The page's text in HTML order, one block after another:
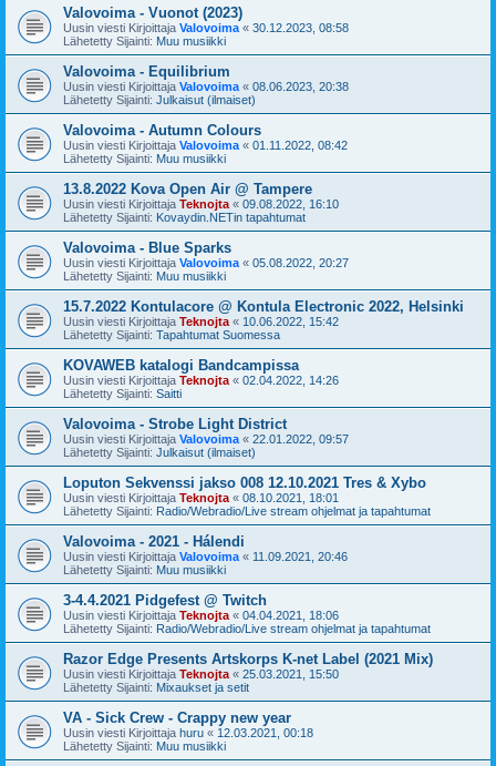
Valovoima - Vuonot (2023)
Uusin viesti Kirjoittaja Valovoima « 30.12.2023, 08:58
Lähetetty Sijainti: Muu musiikki
Valovoima - Equilibrium
Uusin viesti Kirjoittaja Valovoima « 08.06.2023, 20:38
Lähetetty Sijainti: Julkaisut (ilmaiset)
Valovoima - Autumn Colours
Uusin viesti Kirjoittaja Valovoima « 01.11.2022, 08:42
Lähetetty Sijainti: Muu musiikki
13.8.2022 Kova Open Air @ Tampere
Uusin viesti Kirjoittaja Teknojta « 09.08.2022, 16:10
Lähetetty Sijainti: Kovaydin.NETin tapahtumat
Valovoima - Blue Sparks
Uusin viesti Kirjoittaja Valovoima « 05.08.2022, 20:27
Lähetetty Sijainti: Muu musiikki
15.7.2022 Kontulacore @ Kontula Electronic 2022, Helsinki
Uusin viesti Kirjoittaja Teknojta « 10.06.2022, 15:42
Lähetetty Sijainti: Tapahtumat Suomessa
KOVAWEB katalogi Bandcampissa
Uusin viesti Kirjoittaja Teknojta « 02.04.2022, 14:26
Lähetetty Sijainti: Saitti
Valovoima - Strobe Light District
Uusin viesti Kirjoittaja Valovoima « 22.01.2022, 09:57
Lähetetty Sijainti: Julkaisut (ilmaiset)
Loputon Sekvenssi jakso 008 12.10.2021 Tres & Xybo
Uusin viesti Kirjoittaja Teknojta « 08.10.2021, 18:01
Lähetetty Sijainti: Radio/Webradio/Live stream ohjelmat ja tapahtumat
Valovoima - 2021 - Hálendi
Uusin viesti Kirjoittaja Valovoima « 11.09.2021, 20:46
Lähetetty Sijainti: Muu musiikki
3-4.4.2021 Pidgefest @ Twitch
Uusin viesti Kirjoittaja Teknojta « 04.04.2021, 18:06
Lähetetty Sijainti: Radio/Webradio/Live stream ohjelmat ja tapahtumat
Razor Edge Presents Artskorps K-net Label (2021 Mix)
Uusin viesti Kirjoittaja Teknojta « 25.03.2021, 15:50
Lähetetty Sijainti: Mixaukset ja setit
VA - Sick Crew - Crappy new year
Uusin viesti Kirjoittaja huru « 12.03.2021, 00:18
Lähetetty Sijainti: Muu musiikki